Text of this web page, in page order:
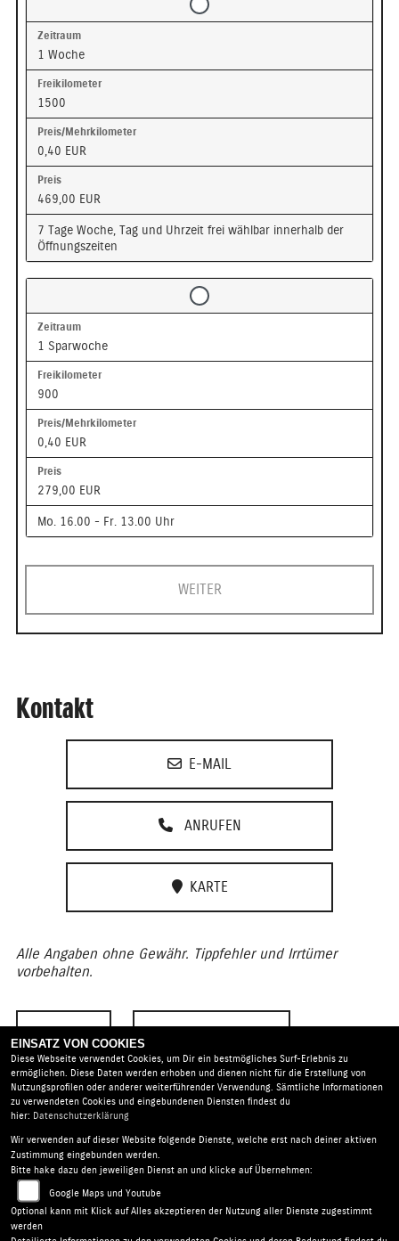
1 Woche
1500
0,40 EUR
469,00 EUR
7 Tage Woche, Tag und Uhrzeit frei wählbar innerhalb der
Öffnungszeiten
1 Sparwoche
900
0,40 EUR
279,00 EUR
Mo. 16.00 - Fr. 13.00 Uhr
WEITER
Kontakt
E-MAIL
ANRUFEN
KARTE
Alle Angaben ohne Gewähr. Tippfehler und Irrtümer
vorbehalten.
ZURÜCK
BikerWorld Rosenow |Alt-Mahlsdorf 106 | 12623 Berlin |
Deutschland
AGB |Impressum
Barrierefreiheit |Batterieverordnung
EINSATZ VON COOKIES
Diese Webseite verwendet Cookies, um Dir ein bestmögliches Surf-Erlebnis zu
ermöglichen. Diese Daten werden erhoben und dienen nicht für die Erstellung von
Nutzungsprofilen oder anderer weiterführender Verwendung. Sämtliche Informationen
zu verwendeten Cookies und eingebundenen Diensten findest du
hier: Datenschutzerklärung
Wir verwenden auf dieser Website folgende Dienste, welche erst nach deiner aktiven
Zustimmung eingebunden werden.
Bitte hake dazu den jeweiligen Dienst an und klicke auf Übernehmen:
Google Maps und Youtube
Optional kann mit Klick auf Alles akzeptieren der Nutzung aller Dienste zugestimmt
werden